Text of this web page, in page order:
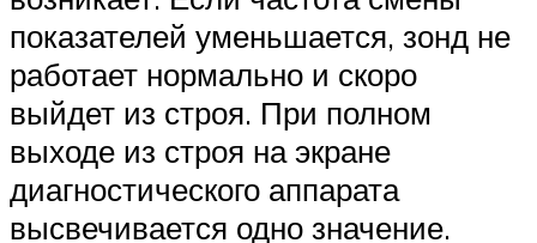
показателей уменьшается, зонд не
работает нормально и скоро
выйдет из строя. При полном
выходе из строя на экране
диагностического аппарата
высвечивается одно значение.